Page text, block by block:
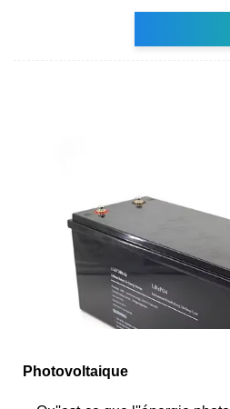
Photovoltaique